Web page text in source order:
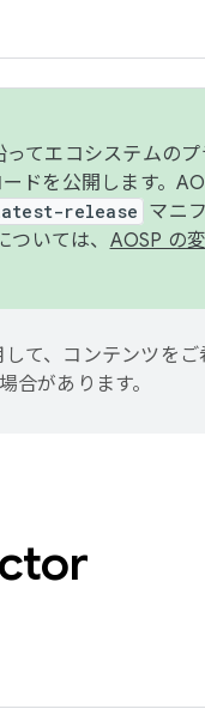
てエコシステムの
ドを公開します。
release マニ
いては、 AOSP の
て、コンテンツをご
合があります。